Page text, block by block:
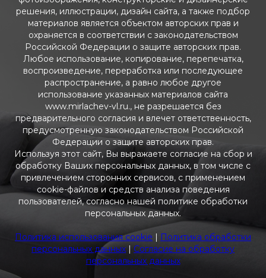
решения, иллюстрации, дизайн сайта, а также подбор
материалов является объектом авторских прав и
охраняется в соответствии с законодательством
Российской Федерации о защите авторских прав.
Любое использование, копирование, перепечатка,
воспроизведение, переработка или последующее
распространение, а равно любое другое
использование указанных материалов сайта
www.mirlachev-vl.ru., не разрешается без
предварительного согласия и влечет ответственность,
предусмотренную законодательством Российской
Федерации о защите авторских прав.
Используя этот сайт, Вы выражаете согласие на сбор и
обработку Ваших персональных данных, в том числе с
привлечением сторонних сервисов, с применением
cookie-файлов и средств анализа поведения
пользователей, согласно нашей политике обработки
персональных данных.
Политика использования cookie | Политика обработки
персональных данных | Согласие на обработку
персональных данных